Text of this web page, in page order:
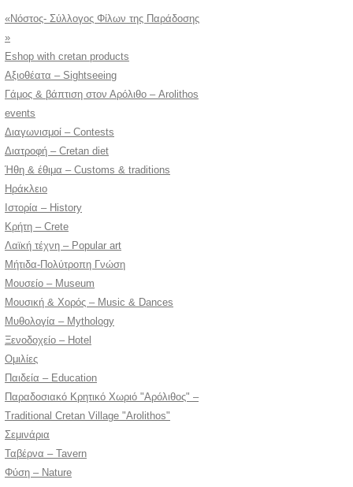
«Νόστος- Σύλλογος Φίλων της Παράδοσης
»
Eshop with cretan products
Αξιοθέατα – Sightseeing
Γάμος & βάπτιση στον Αρόλιθο – Arolithos
events
Διαγωνισμοί – Contests
Διατροφή – Cretan diet
Ήθη & έθιμα – Customs & traditions
Ηράκλειο
Ιστορία – History
Κρήτη – Crete
Λαϊκή τέχνη – Popular art
Μήτιδα-Πολύτροπη Γνώση
Μουσείο – Museum
Μουσική & Χορός – Music & Dances
Μυθολογία – Mythology
Ξενοδοχείο – Hotel
Ομιλίες
Παιδεία – Education
Παραδοσιακό Κρητικό Χωριό "Αρόλιθος" –
Traditional Cretan Village "Arolithos"
Σεμινάρια
Ταβέρνα – Tavern
Φύση – Nature